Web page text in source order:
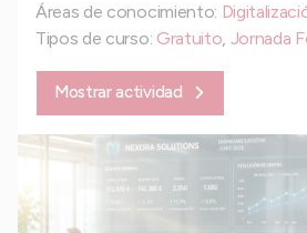
Áreas de conocimiento:
Tipos de curso: Gratuito, Jornada
Mostrar actividad